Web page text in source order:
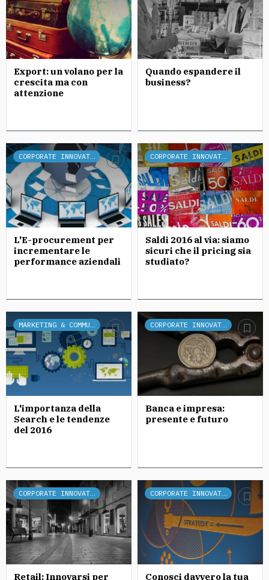
Export: un volano per la
crescita ma con
attenzione
Quando espandere il
business?
CORPORATE INNOVATION
L'E-procurement per
incrementare le
performance aziendali
CORPORATE INNOVATION
Saldi 2016 al via: siamo
sicuri che il pricing sia
studiato?
MARKETING & COMMUNICATION
L'importanza della
Search e le tendenze
del 2016
CORPORATE INNOVATION
Banca e impresa:
presente e futuro
CORPORATE INNOVATION
Retail: Innovarsi per
CORPORATE INNOVATION
Conosci davvero la tua